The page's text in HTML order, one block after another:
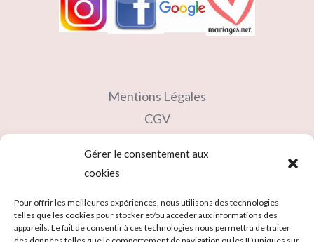
Gérer le consentement aux
cookies
Pour offrir les meilleures expériences, nous utilisons des technologies
telles que les cookies pour stocker et/ou accéder aux informations des
appareils. Le fait de consentir à ces technologies nous permettra de traiter
Mentions Légales
CGV
Partenaires